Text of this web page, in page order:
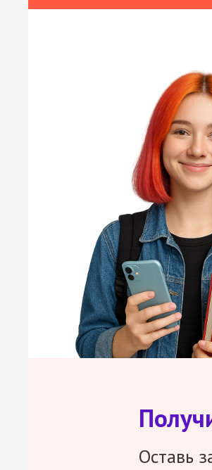
Оставь